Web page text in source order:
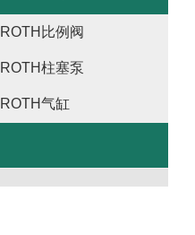
比例阀
柱塞泵
气缸